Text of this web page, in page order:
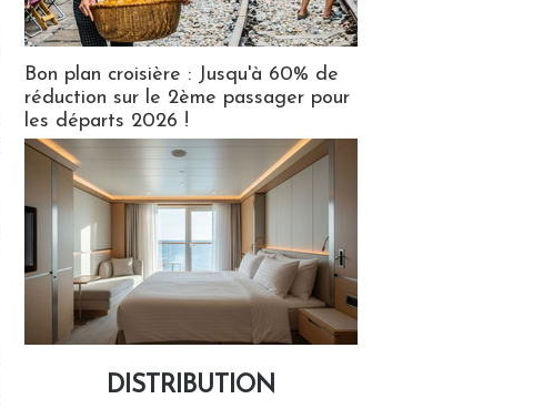
Bon plan croisière : Jusqu'à 60% de
réduction sur le 2ème passager pour
les départs 2026 !
DISTRIBUTION